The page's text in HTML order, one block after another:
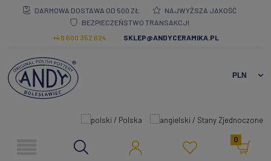
DARMOWA DOSTAWA OD 500 ZŁ
NAJWYŻSZA JAKOŚĆ
BEZPIECZEŃSTWO TRANSAKCJI
+48 600 352 624
SKLEP@ANDYCERAMIKA.PL
0